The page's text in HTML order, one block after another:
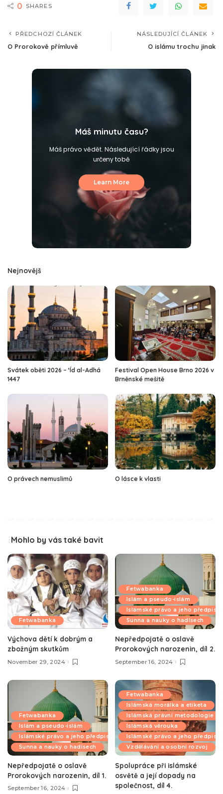
0 SHARES
PŘEDCHOZÍ ČLÁNEK
O Prorokově přímluvě
NÁSLEDUJÍCÍ ČLÁNEK
O islámu trochu jinak
Máš minutu času?
Máš právo vědět. Následující řádky jsou
určeny tobě
Learn More
Nejnovějš
Svátek oběti 2026 – ‘Íd al-Adhá
1447
Festival Open House Brno 2026 v
Brněnské mešitě
O právech nemuslimů O lásce k vlasti
Mohlo by vás také bavit
Fetwabanka
Výchova dětí k dobrým a
zbožným skutkům
November 29, 2024
Fetwabanka
Islám a pseudo-islám
Islámské právo a jeho předpisy
Sunna a nauky o hadísech
Nepředpojatě o oslavě
Prorokových narozenin, díl 2.
September 16, 2024
Fetwabanka
Islám a pseudo-islám
Islámské právo a jeho předpisy
Sunna a nauky o hadísech
Nepředpojatě o oslavě
Prorokových narozenin, díl 1.
September 16, 2024
Fetwabanka
Islámská morálka a etiketa
Islámská právní metodologie
Islámská věrouka
Islámské právo a jeho předpisy
Vzdělávání a osobní rozvoj
Spolupráce při islámské
osvětě a její dopady na
společnost, díl 4.